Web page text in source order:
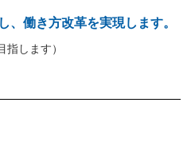
、働き方改革を実現します。
します）